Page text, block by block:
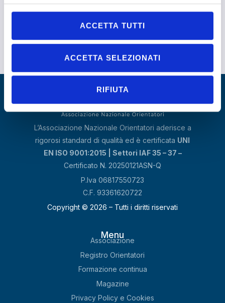
ACCETTA TUTTI
ACCETTA SELEZIONATI
RIFIUTA
scelte degli ambiti di formazione e professionali più adatti alle
caratteristiche di ciascuno in maniera mirata e personalizzata.
L’Associazione Nazionale Orientatori aderisce a
rigorosi standard di qualità ed è certificata UNI
EN ISO 9001:2015 | Settori IAF 35 – 37 –
Certificato N. 20250121ASN-Q
P.Iva 06817550723
C.F. 93361620722
Copyright © 2026 – Tutti i diritti riservati
Menu
Associazione
Registro Orientatori
Formazione continua
Magazine
Privacy Policy e Cookies